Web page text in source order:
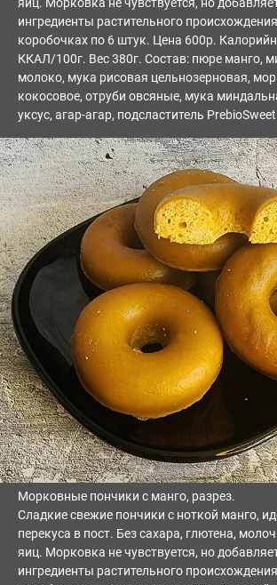
яиц. Морковка не чувствуется, но
ингредиенты растительного
коробочках по 6 штук. Цена 600р.
ККАЛ/100г. Вес 380г. Состав: пюре манго,
молоко, мука рисовая цельнозерновая,
кокосовое, отруби овсяные, мука
уксус, агар-агар, подсластитель
Морковные пончики с манго, разрез.
Сладкие свежие пончики с ноткой манго,
перекуса в пост. Без сахара, глютена,
яиц. Морковка не чувствуется, но
ингредиенты растительного